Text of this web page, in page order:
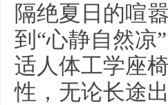
隔绝夏日的喧
到“心静自然凉
适人体工学座
性，无论长途